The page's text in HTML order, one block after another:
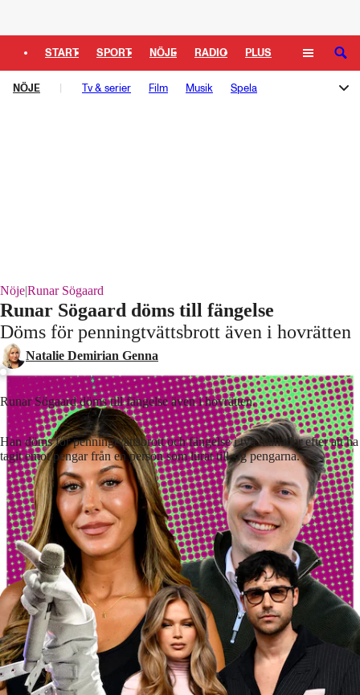
START SPORT NÖJE RADIO PLUS
TV KULTUR LEDARE
SÖK
NÖJE Tv & serier Film Musik Spela
Nöje|Runar Sögaard
Runar Sögaard döms till fängelse
Döms för penningtvättsbrott även i hovrätten
Natalie Demirian Genna
Runar Sögaard döms till fängelse även i hovrätten.
Han döms för penningtvättsbrott och fängelse i två månader efter att ha
tagit emot pengar från en person som lurat till sig pengarna.
Lyssna på artikeln
2 min